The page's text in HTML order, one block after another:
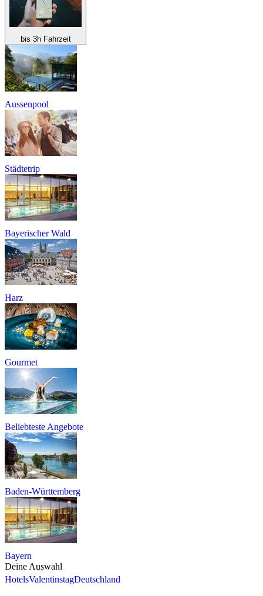
bis 3h Fahrzeit
Aussenpool
Städtetrip
Bayerischer Wald
Harz
Gourmet
Beliebteste Angebote
Baden-Württemberg
Bayern
Deine Auswahl
HotelsValentinstagDeutschland